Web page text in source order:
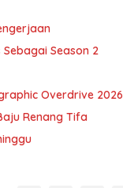
Season 2
Overdrive 2026
Renang Tifa